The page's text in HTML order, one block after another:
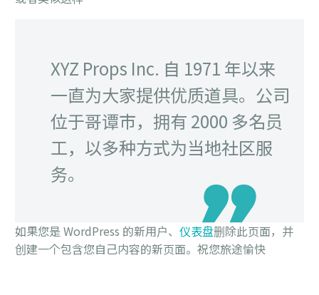
XYZ Props Inc. 自 1971 年以来
一直为大家提供优质道具。公司
位于哥谭市，拥有 2000 多名员
工，以多种方式为当地社区服
务。
如果您是 WordPress 的新用户、 仪表盘删除此页面，并
创建一个包含您自己内容的新页面。祝您旅途愉快